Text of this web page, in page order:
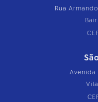
Rua
Avenida